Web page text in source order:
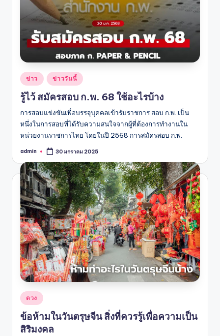
Posted
in
ข่าว ข่าววันนี้
รู้ไว้ สมัครสอบ ก.พ. 68 ใช้อะไรบ้าง
การสอบแข่งขันเพื่อบรรจุบุคคลเข้ารับราชการ สอบ ก.พ. เป็น
หนึ่งในการสอบที่ได้รับความสนใจจากผู้ที่ต้องการทำงานใน
หน่วยงานราชการไทย โดยในปี 2568 การสมัครสอบ ก.พ.
Posted
admin 30 มกราคม 2025
Posted
in
ดวง
ข้อห้ามในวันตรุษจีน สิ่งที่ควรรู้เพื่อความเป็น
สิริมงคล